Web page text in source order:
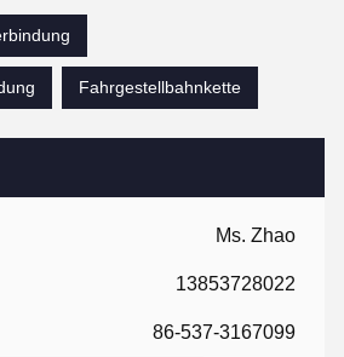
Ms. Zhao
13853728022
86-537-3167099
Fahrgestellbahnkette